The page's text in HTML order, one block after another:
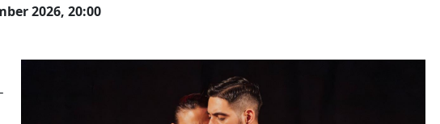
2026, 20:00